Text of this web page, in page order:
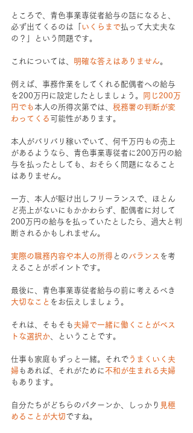
ところで、青色事業専従者給与の話になると、
必ず出てくるのは「 いくらまで払って大丈夫な
の？」という問題です。
これについては、 明確な答えはありません。
例えば、事務作業をしてくれる配偶者への給与
を200万円に設定したとしましょう。
同じ200万
円でも本人の所得次第では、 税務署の判断が変
わってくる 可能性があります。
本人がバリバリ稼いでいて、何千万円もの売上
があるようなら、青色事業専従者に200万円の給
与を払ったとしても、おそらく問題になること
はありません。
一方、本人が駆け出しフリーランスで、ほとん
ど売上がないにもかかわらず、配偶者に対して
200万円の給与を払っていたとしたら、過大と判
断されるかもしれません。
実際の職務内容や本人の所得 とのバランス を考
えることがポイントです。
最後に、青色事業専従者給与の前に考えるべき
大切なこと をお伝えしましょう。
それは、そもそも 夫婦で一緒に働くことがベス
トな選択か 、ということです。
仕事も家庭もずっと一緒。それで うまくいく夫
婦 もあれば、それがために不和が生まれる夫婦
もあります。
自分たちがどちらのパターンか、しっかり 見極
めることが大切ですね。